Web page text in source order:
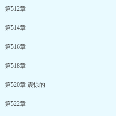
第512章
第514章
第516章
第518章
第520章 震惊的
第522章